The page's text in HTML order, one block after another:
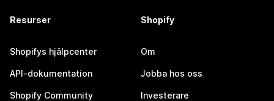
Resurser
Shopifys hjälpcenter
API-dokumentation
Shopify Community
Shopify
Om
Jobba hos oss
Investerare